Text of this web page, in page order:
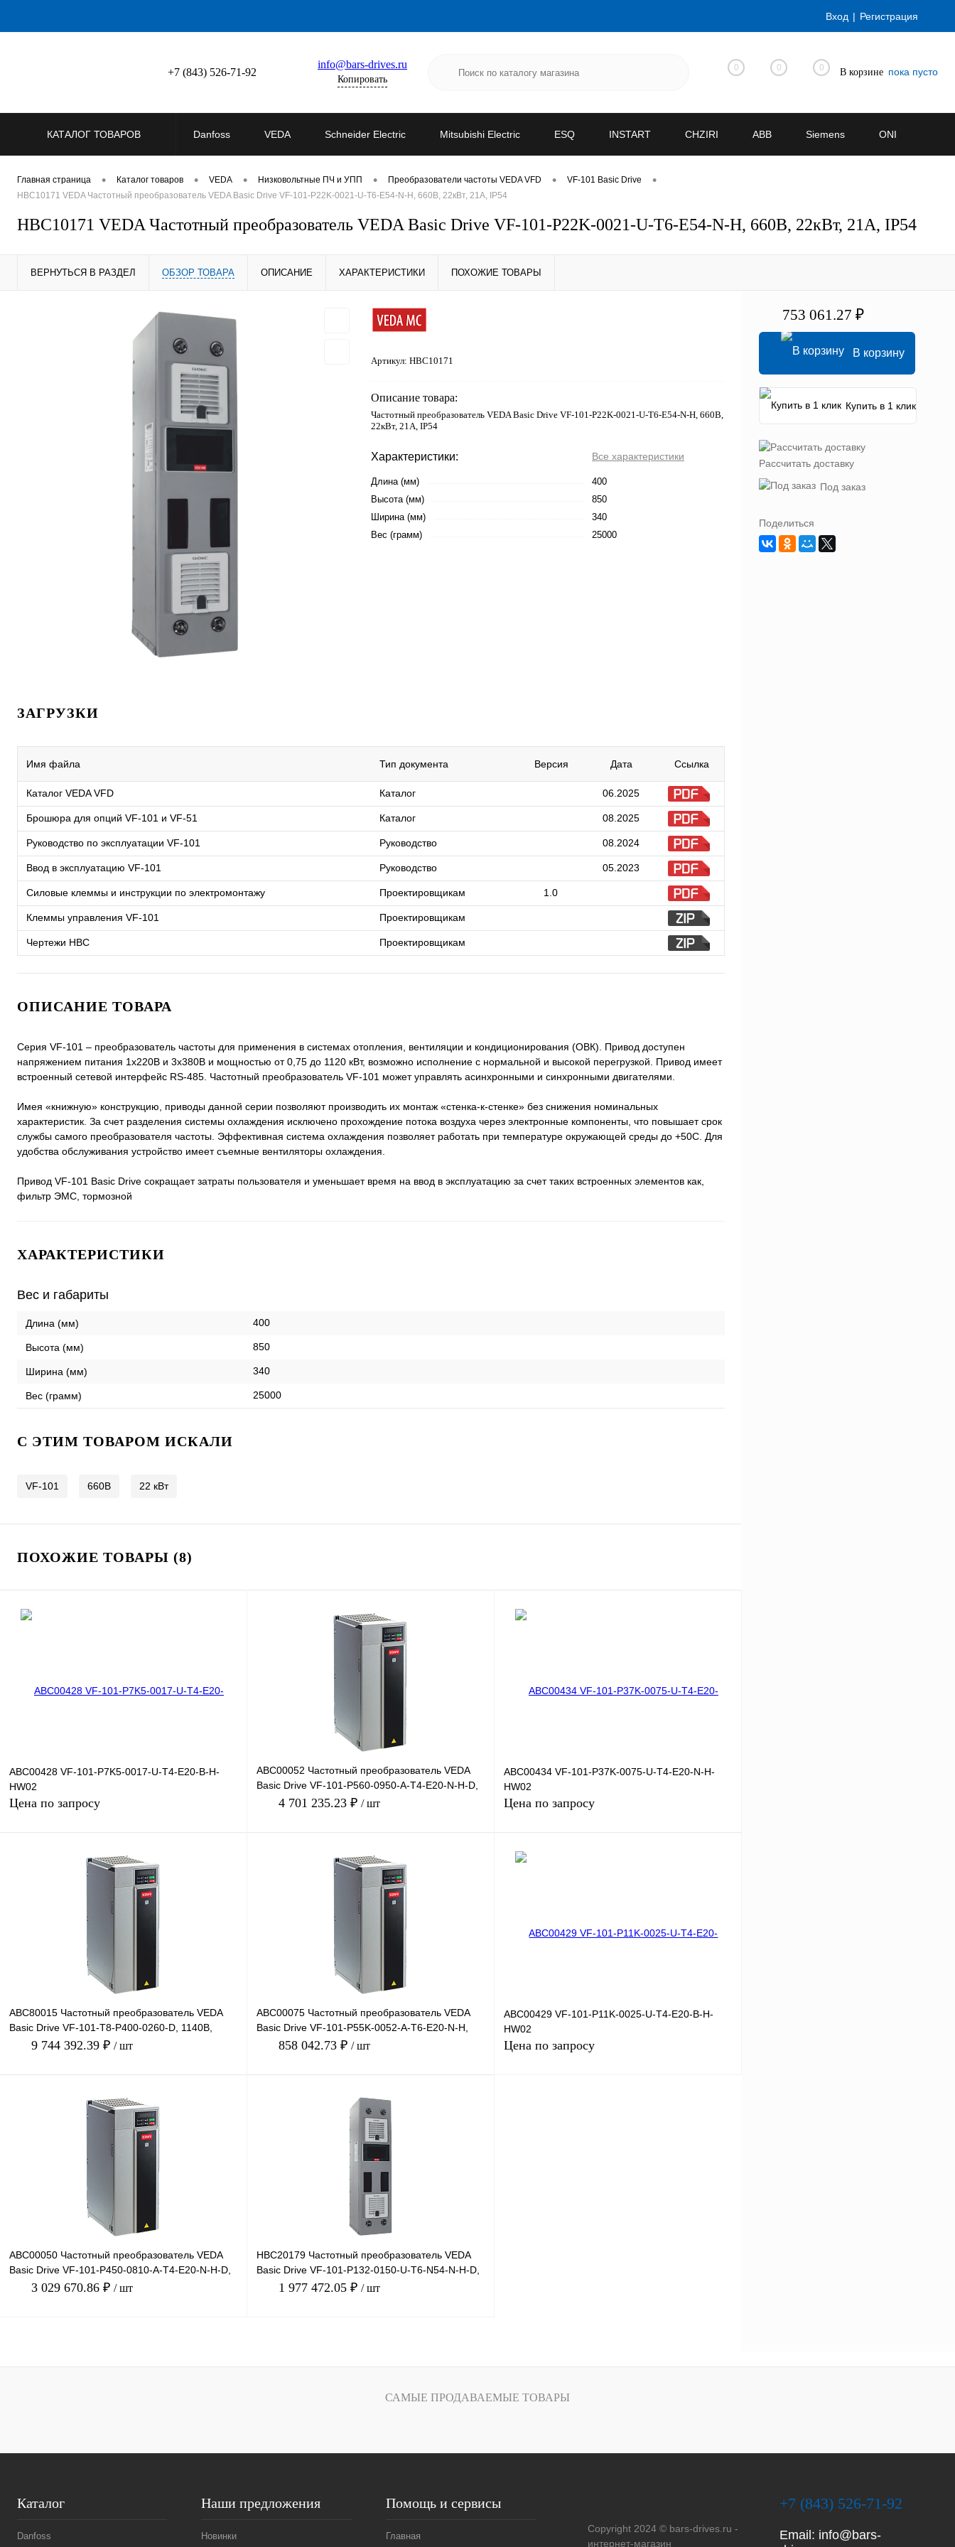
Вход Регистрация
+7 (843) 526-71-92
info@bars-drives.ru
Копировать
0 0 0 В корзине пока пусто
КАТАЛОГ ТОВАРОВ Danfoss VEDA Schneider Electric Mitsubishi Electric ESQ INSTART CHZIRI ABB Siemens ONI
Главная страница • Каталог товаров • VEDA • Низковольтные ПЧ и УПП • Преобразователи частоты VEDA VFD • VF-101 Basic Drive •
HBC10171 VEDA Частотный преобразователь VEDA Basic Drive VF-101-P22K-0021-U-T6-E54-N-H, 660В, 22кВт, 21А, IP54
HBC10171 VEDA Частотный преобразователь VEDA Basic Drive VF-101-P22K-0021-U-T6-E54-N-H, 660В, 22кВт, 21А, IP54
ВЕРНУТЬСЯ В РАЗДЕЛ ОБЗОР ТОВАРА ОПИСАНИЕ ХАРАКТЕРИСТИКИ ПОХОЖИЕ ТОВАРЫ
Артикул: HBC10171
Описание товара:
Частотный преобразователь VEDA Basic Drive VF-101-P22K-0021-U-T6-E54-N-H, 660В,
22кВт, 21А, IP54
Характеристики: Все характеристики
Длина (мм)
400
Высота (мм)
850
Ширина (мм)
340
Вес (грамм)
25000
ЗАГРУЗКИ
Имя файла Тип документа Версия Дата Ссылка
Каталог VEDA VFD Каталог 06.2025
Брошюра для опций VF-101 и VF-51 Каталог 08.2025
Руководство по эксплуатации VF-101 Руководство 08.2024
Ввод в эксплуатацию VF-101 Руководство 05.2023
Силовые клеммы и инструкции по электромонтажу Проектировщикам 1.0
Клеммы управления VF-101 Проектировщикам
Чертежи HBC Проектировщикам
ОПИСАНИЕ ТОВАРА
Серия VF-101 – преобразователь частоты для применения в системах отопления, вентиляции и кондиционирования (ОВК). Привод доступен
напряжением питания 1х220В и 3х380В и мощностью от 0,75 до 1120 кВт, возможно исполнение с нормальной и высокой перегрузкой. Привод имеет
встроенный сетевой интерфейс RS-485. Частотный преобразователь VF-101 может управлять асинхронными и синхронными двигателями.
Имея «книжную» конструкцию, приводы данной серии позволяют производить их монтаж «стенка-к-стенке» без снижения номинальных
характеристик. За счет разделения системы охлаждения исключено прохождение потока воздуха через электронные компоненты, что повышает срок
службы самого преобразователя частоты. Эффективная система охлаждения позволяет работать при температуре окружающей среды до +50С. Для
удобства обслуживания устройство имеет съемные вентиляторы охлаждения.
Привод VF-101 Basic Drive сокращает затраты пользователя и уменьшает время на ввод в эксплуатацию за счет таких встроенных элементов как,
фильтр ЭМС, тормозной
ХАРАКТЕРИСТИКИ
Вес и габариты
Длина (мм) 400
Высота (мм) 850
Ширина (мм) 340
Вес (грамм) 25000
C ЭТИМ ТОВАРОМ ИСКАЛИ
VF-101 660В 22 кВт
ПОХОЖИЕ ТОВАРЫ (8)
ABC00428 VF-101-P7K5-0017-U-T4-E20-B-H-
HW02
Цена по запросу
Запросить цену
ABC00052 Частотный преобразователь VEDA
Basic Drive VF-101-P560-0950-A-T4-E20-N-H-D,
380В, 560кВт, 9
4 701 235.23 ₽ / шт
В корзину
Сравнение
ABC00434 VF-101-P37K-0075-U-T4-E20-N-H-
HW02
Цена по запросу
ABC80015 Частотный преобразователь VEDA
Basic Drive VF-101-T8-P400-0260-D, 1140В,
400кВт, 260А
9 744 392.39 ₽ / шт
В корзину
Сравнение
ABC00075 Частотный преобразователь VEDA
Basic Drive VF-101-P55K-0052-A-T6-E20-N-H,
660В, 55кВт, 52А
858 042.73 ₽ / шт
В корзину
Сравнение
Под заказ
ABC00429 VF-101-P11K-0025-U-T4-E20-B-H-
HW02
Цена по запросу
ABC00050 Частотный преобразователь VEDA
Basic Drive VF-101-P450-0810-A-T4-E20-N-H-D,
380В, 450кВт, 8
3 029 670.86 ₽ / шт
HBC20179 Частотный преобразователь VEDA
Basic Drive VF-101-P132-0150-U-T6-N54-N-H-D,
660В, 132кВт
1 977 472.05 ₽ / шт
753 061.27 ₽
В корзину
Купить в 1 клик
Рассчитать доставку
Под заказ
Поделиться
САМЫЕ ПРОДАВАЕМЫЕ ТОВАРЫ
Каталог
Danfoss
Наши предложения
Новинки
Помощь и сервисы
Главная
Copyright 2024 © bars-drives.ru -
интернет-магазин
+7 (843) 526-71-92
Email: info@bars-